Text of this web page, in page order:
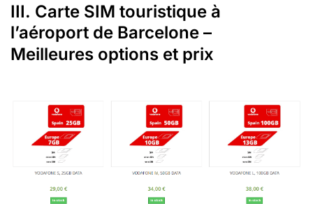
III. Carte SIM touristique à
l’aéroport de Barcelone –
Meilleures options et prix